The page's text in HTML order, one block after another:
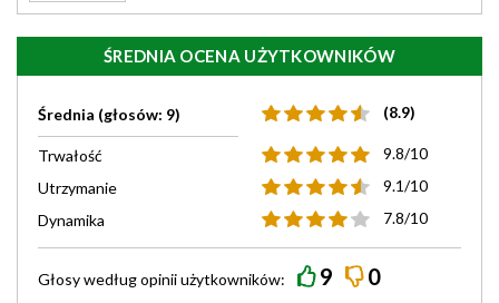
ŚREDNIA OCENA UŻYTKOWNIKÓW
Średnia (głosów: 9) (8.9)
Trwałość
9.8/10
Utrzymanie
9.1/10
Dynamika
7.8/10
Głosy wedługopiniiużytkowników: 9 0